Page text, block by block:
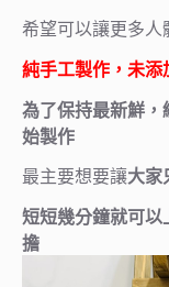
希望可以讓更多人
純手工製作，未添
為了保持最新鮮，
始製作
最主要想要讓大家
短短幾分鐘就可以
擔